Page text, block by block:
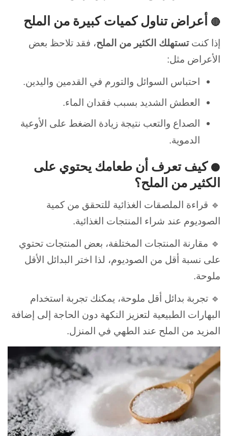
🔴 أعراض تناول كميات كبيرة من الملح
إذا كنت تستهلك الكثير من الملح، فقد تلاحظ بعض
الأعراض مثل:
احتباس السوائل والتورم في القدمين واليدين.
العطش الشديد بسبب فقدان الماء.
الصداع والتعب نتيجة زيادة الضغط على الأوعية
الدموية.
🟠 كيف تعرف أن طعامك يحتوي على
الكثير من الملح؟
🔹 قراءة الملصقات الغذائية للتحقق من كمية
الصوديوم عند شراء المنتجات الغذائية.
🔹 مقارنة المنتجات المختلفة، بعض المنتجات تحتوي
على نسبة أقل من الصوديوم، لذا اختر البدائل الأقل
ملوحة.
🔹 تجربة بدائل أقل ملوحة، يمكنك تجربة استخدام
البهارات الطبيعية لتعزيز النكهة دون الحاجة إلى إضافة
المزيد من الملح عند الطهي في المنزل.